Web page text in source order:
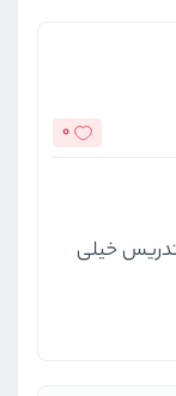
0
خیلی